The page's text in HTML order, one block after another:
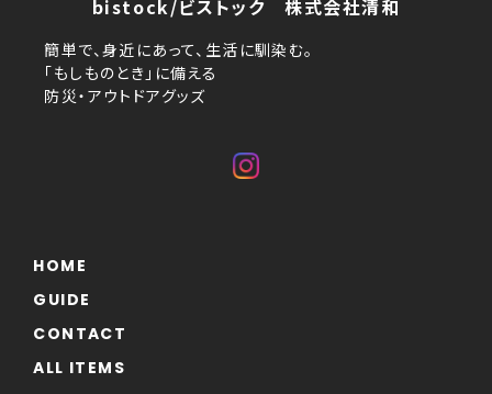
bistock/ビストック 株式会社清和
簡単で、身近にあって、生活に馴染む。
「もしものとき」に備える
防災・アウトドアグッズ
HOME
GUIDE
CONTACT
ALL ITEMS